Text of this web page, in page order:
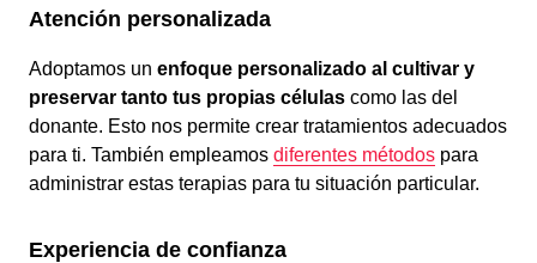
Atención personalizada
Adoptamos un enfoque personalizado al cultivar y
preservar tanto tus propias células como las del
donante. Esto nos permite crear tratamientos adecuados
para ti. También empleamos diferentes métodos para
administrar estas terapias para tu situación particular.
Experiencia de confianza